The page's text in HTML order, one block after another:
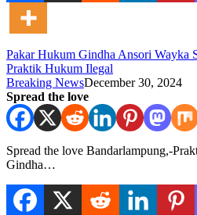
Pakar Hukum Gindha Ansori Wayka
Praktik Hukum Ilegal
Breaking NewsDecember 30, 2024
Spread the love
Spread the love Bandarlampung,-
Gindha…